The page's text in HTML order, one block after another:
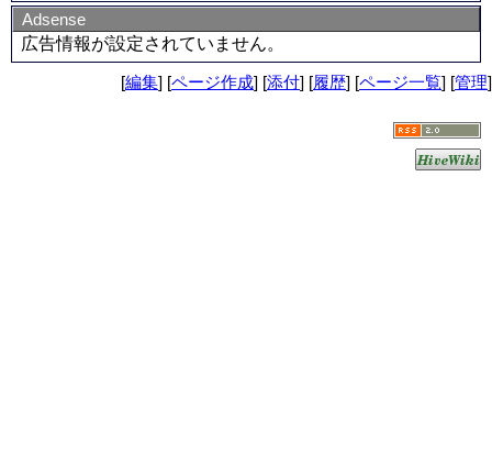
Adsense
広告情報が設定されていません。
[編集] [ページ作成] [添付] [履歴] [ページ一覧] [管理]